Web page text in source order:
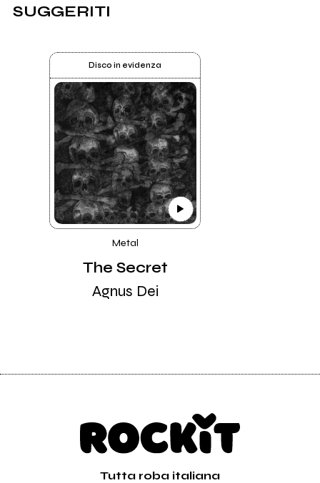
SUGGERITI
Disco in evidenza
Metal
The Secret
Agnus Dei
Tutta roba italiana